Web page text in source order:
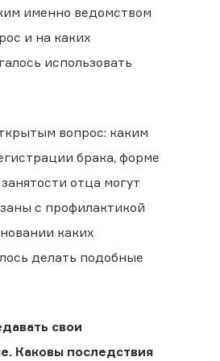
именно ведомством
и на каких
использовать
вопрос: каким
брака, форме
отца могут
с профилактикой
каких
делать подобные
свои
Каковы последствия